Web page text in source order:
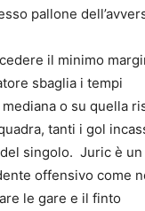
pallone
il minimo
sbaglia i tempi
o su quella
tanti i gol
singolo. Juric è un
offensivo come
le gare e il finto